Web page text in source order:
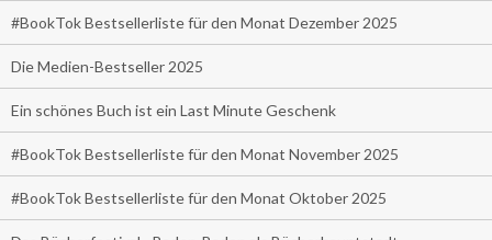
#BookTok Bestsellerliste für den Monat Dezember 2025
Die Medien-Bestseller 2025
Ein schönes Buch ist ein Last Minute Geschenk
#BookTok Bestsellerliste für den Monat November 2025
#BookTok Bestsellerliste für den Monat Oktober 2025